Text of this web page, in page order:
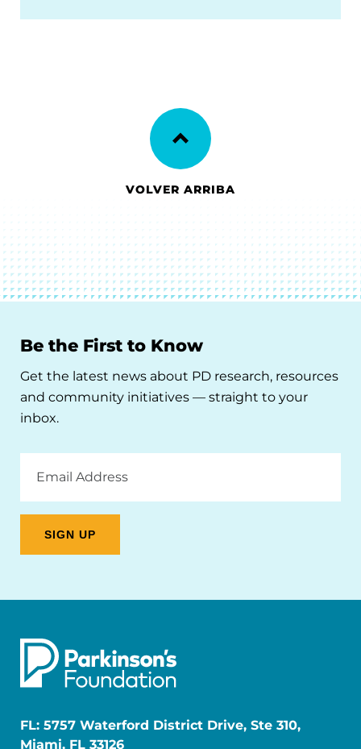
VOLVER ARRIBA
Be the First to Know
Get the latest news about PD research, resources
and community initiatives — straight to your
inbox.
Address
FL: 5757 Waterford District Drive, Ste 310,
Miami, FL 33126